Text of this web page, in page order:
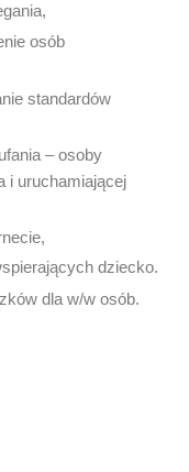
osób
standardów
– osoby
i uruchamiającej
dziecko.
dla w/w osób.